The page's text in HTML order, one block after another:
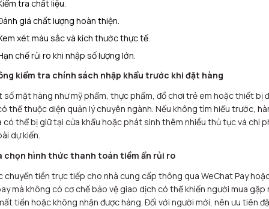
tra chất liệu.
giá chất lượng hoàn thiện.
xét màu sắc và kích thước thực tế.
chế rủi ro khi nhập số lượng lớn.
kiểm tra chính sách nhập khẩu trước khi đặt hàng
số mặt hàng như mỹ phẩm, thực phẩm, đồ chơi trẻ em hoặc thiết bị
thể thuộc diện quản lý chuyên ngành. Nếu không tìm hiểu trước,
có thể bị giữ tại cửa khẩu hoặc phát sinh thêm nhiều thủ tục và chi
dự kiến.
chọn hình thức thanh toán tiềm ẩn rủi ro
chuyển tiền trực tiếp cho nhà cung cấp thông qua WeChat Pay
mà không có cơ chế bảo vệ giao dịch có thể khiến người mua gặp
tiền hoặc không nhận được hàng. Đối với người mới, nên ưu tiên